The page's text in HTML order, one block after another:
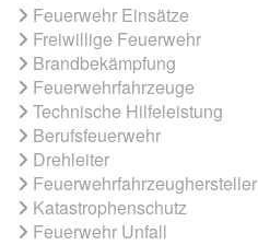
Feuerwehr Einsätze
Freiwillige Feuerwehr
Brandbekämpfung
Feuerwehrfahrzeuge
Technische Hilfeleistung
Berufsfeuerwehr
Drehleiter
Feuerwehrfahrzeughersteller
Katastrophenschutz
Feuerwehr Unfall